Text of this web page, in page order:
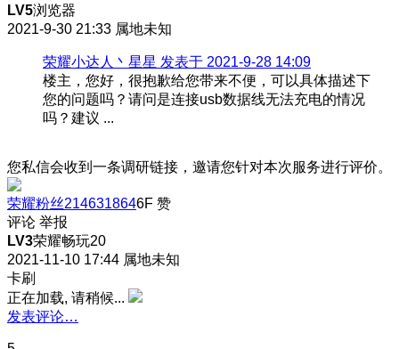
LV5浏览器
2021-9-30 21:33 属地未知
荣耀小达人丶星星 发表于 2021-9-28 14:09
楼主，您好，很抱歉给您带来不便，可以具体描述下
您的问题吗？请问是连接usb数据线无法充电的情况
吗？建议 ...
您私信会收到一条调研链接，邀请您针对本次服务进行评价。
荣耀粉丝2146318646F 赞
评论 举报
LV3荣耀畅玩20
2021-11-10 17:44 属地未知
卡刷
正在加载, 请稍候...
发表评论…